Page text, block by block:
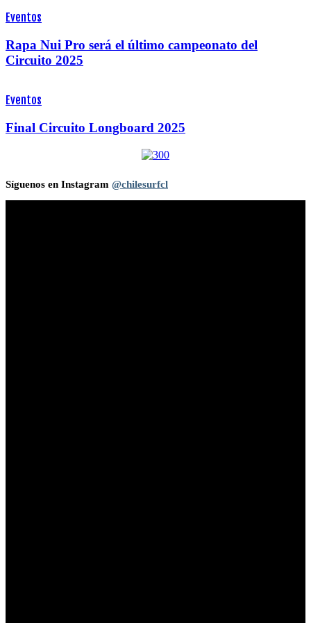
Eventos
Rapa Nui Pro será el último campeonato del
Circuito 2025
Eventos
Final Circuito Longboard 2025
Síguenos en Instagram @chilesurfcl